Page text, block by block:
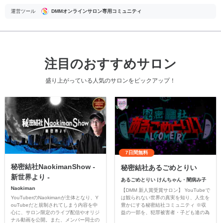
運営ツール DMMオンラインサロン専用コミュニティ
注目のおすすめサロン
盛り上がっている人気のサロンをピックアップ！
秘密結社NaokimanShow -
新世界より -
Naokiman
YouTuberのNaokimanが主体となり、Y
ouTubeだと規制されてしまう内容を中
心に、サロン限定のライブ配信やオリジ
ナル動画を公開。また、メンバー同士の
7日間無料
秘密結社あるごめとりい
あるごめとりい けんちゃん・闇病み子
【DMM 新人賞受賞サロン】 YouTubeで
は観られない世界の真実を知り、人生を
豊かにする秘密結社コミュニティ ※収
益の一部を、犯罪被害者・子ども達の為